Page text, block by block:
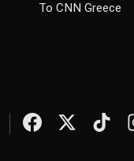
Το CNN Greece